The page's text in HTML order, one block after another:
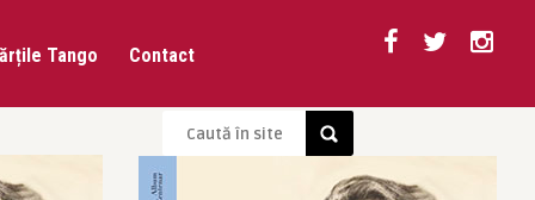
Tango Contact